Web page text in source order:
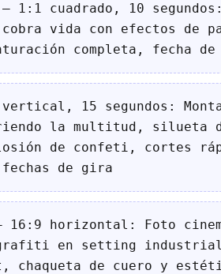
1:1 cuadrado, 10
vida con efectos de
completa, fecha
15 segundos:
la multitud, silueta
de confeti, cortes
de gira
— 16:9 horizontal: Foto
en setting
chaqueta de cuero y